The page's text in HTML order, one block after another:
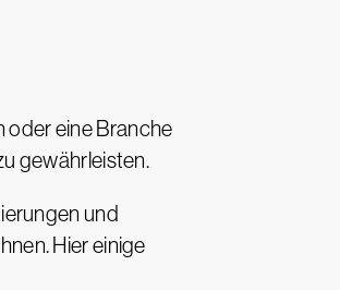
oder eine Branche
gewährleisten.
und
Hier einige